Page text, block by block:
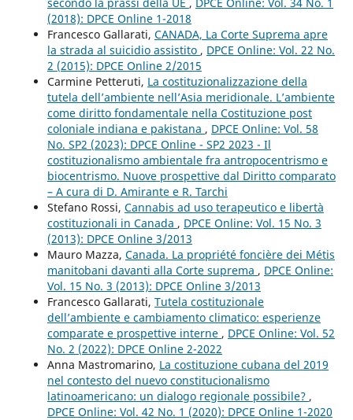
(2018): DPCE Online 1-2018
Francesco Gallarati, CANADA, La Corte Suprema apre
la strada al suicidio assistito , DPCE Online: Vol. 22 No.
2 (2015): DPCE Online 2/2015
Carmine Petteruti, La costituzionalizzazione della
tutela dell’ambiente nell’Asia meridionale. L’ambiente
come diritto fondamentale nella Costituzione post
coloniale indiana e pakistana , DPCE Online: Vol. 58
No. SP2 (2023): DPCE Online - SP2 2023 - Il
costituzionalismo ambientale fra antropocentrismo e
biocentrismo. Nuove prospettive dal Diritto comparato
– A cura di D. Amirante e R. Tarchi
Stefano Rossi, Cannabis ad uso terapeutico e libertà
costituzionali in Canada , DPCE Online: Vol. 15 No. 3
(2013): DPCE Online 3/2013
Mauro Mazza, Canada. La propriété foncière dei Métis
manitobani davanti alla Corte suprema , DPCE Online:
Vol. 15 No. 3 (2013): DPCE Online 3/2013
Francesco Gallarati, Tutela costituzionale
dell’ambiente e cambiamento climatico: esperienze
comparate e prospettive interne , DPCE Online: Vol. 52
No. 2 (2022): DPCE Online 2-2022
Anna Mastromarino, La costituzione cubana del 2019
nel contesto del nuevo constitucionalismo
latinoamericano: un dialogo regionale possibile? ,
DPCE Online: Vol. 42 No. 1 (2020): DPCE Online 1-2020